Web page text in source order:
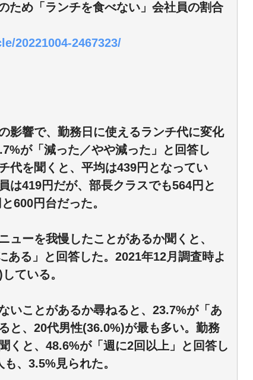
ため「ランチを食べない」会社員の割合
20221004-2467323/
影響で、勤務日に使えるランチ代に変化
が「減った／やや減った」と回答し
代を聞くと、平均は439円となってい
は419円だが、部長クラスでも564円と
600円台だった。
ューを我慢したことがあるか聞くと、
ある」と回答した。2021年12月調査時よ
ている。
いことがあるか尋ねると、23.7%が「あ
と、20代男性(36.0%)が最も多い。勤務
くと、48.6%が「週に2回以上」と回答し
、3.5%見られた。